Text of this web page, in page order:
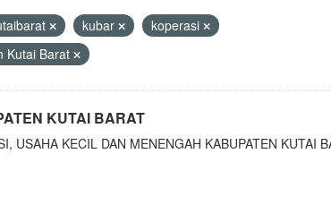
kubar
koperasi
Kutai Barat
KUTAI BARAT
USAHA KECIL DAN MENENGAH KABUPATEN KUTAI